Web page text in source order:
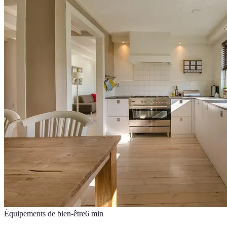
Équipements de bien-être6 min